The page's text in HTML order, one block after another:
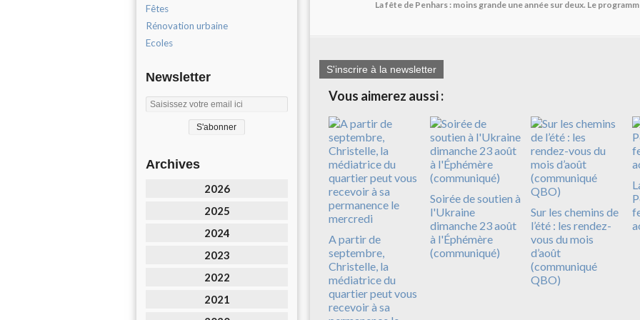
Fêtes
Rénovation urbaine
Ecoles
Newsletter
Archives
2026
2025
2024
2023
2022
2021
La fête de Penhars : moins grande une année sur deux. Le
S'inscrire à la newsletter
Vous aimerez aussi :
A partir de
septembre,
Christelle, la
médiatrice du
quartier peut vous
recevoir à sa
Soirée de soutien à
l'Ukraine
dimanche 23 août
à l'Éphémère
(communiqué)
Sur les chemins de
l’été : les rendez-
vous du mois
d’août
(communiqué
QBO)